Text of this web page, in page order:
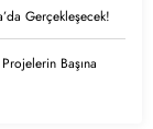
Gerçekleşecek!
Başına